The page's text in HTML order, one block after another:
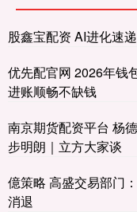
股鑫宝配资 AI进化速
优先配官网 2026年钱
进账顺畅不缺钱
南京期货配资平台 杨
步明朗｜立方大家谈
億策略 高盛交易部门
消退